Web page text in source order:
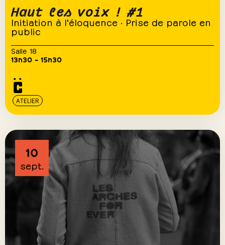
Haut les voix ! #1
Initiation à l'éloquence · Prise de parole en
public
Salle 18
13h30 – 15h30
ATELIER
10
sept.